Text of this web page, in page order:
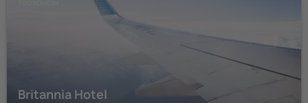
Britannia Hotel